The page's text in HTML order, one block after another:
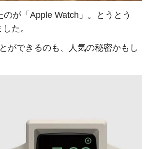
が「Apple Watch」。とうとう
た。
ができるのも、人気の秘密かもし